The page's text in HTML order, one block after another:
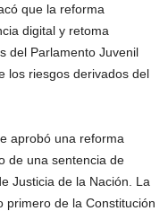
que la reforma
digital y retoma
del Parlamento Juvenil
los riesgos derivados del
aprobó una reforma
de una sentencia de
Justicia de la Nación. La
primero de la Constitución